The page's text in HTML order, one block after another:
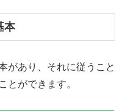
本
があり、それに従うこと
とができます。